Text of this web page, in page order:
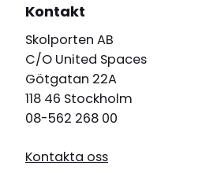
Kontakt
Skolporten AB
C/O United Spaces
Götgatan 22A
118 46 Stockholm
08-562 268 00
Kontakta oss